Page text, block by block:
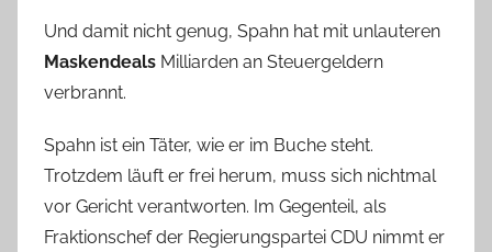
Und damit nicht genug, Spahn hat mit unlauteren
Maskendeals Milliarden an Steuergeldern
verbrannt.
Spahn ist ein Täter, wie er im Buche steht.
Trotzdem läuft er frei herum, muss sich nichtmal
vor Gericht verantworten. Im Gegenteil, als
Fraktionschef der Regierungspartei CDU nimmt er